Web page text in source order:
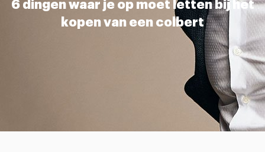
6 dingen waar je op moet letten bij het
kopen van een colbert